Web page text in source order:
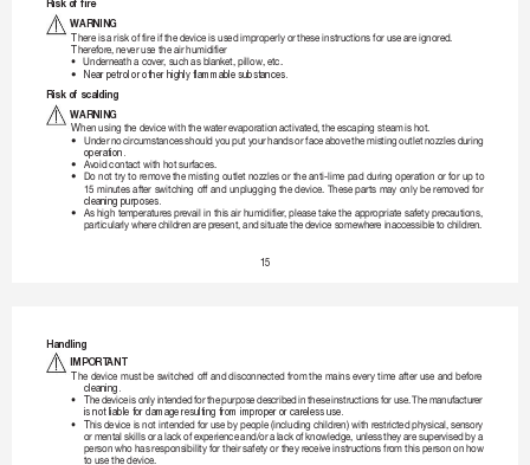
Risk of fire
WARNING
Thereisariskoffireifthe deviceisusedimproperlyortheseinstructionsforuseareignored.
herefore,neverusetheairhumidifier
• Underneathacover,suchasblanket,pillow,etc.
• Near petrol or other highly flammable substances.
Risk of scalding
WARNING
Whenusingthedevicewiththewaterevaporationactivated,theescapingsteamishot.
•
Undernocircumstancesshould you put yourhandsorface abovethe misting outletnozzles during
operation.
•
Avoidcontactwithhotsurfaces.
•
Do nottry to removethe misting outlet nozzles or theanti-lime pad duringoperation orfor up to
15 minutes after switching off and unplugging the device. These parts may only be removed for
cleaning purposes.
•
Ashigh temperaturesprevail inthisairhumidifier,pleasetakethe appropriatesafety precautions,
particularlywhere childrenarepresent,andsituatethedevicesomewhereinaccessibleto children.
15
Handling
IMPORTANT
The device mustbe switched off anddisconnected fromthe mains every time after use and before
cleaning.
• The deviceis only intendedforthepurpose describedin theseinstructions for use. The manufacturer
is not liable for damage resulting from improper or careless use.
•
Thisdeviceisnotintendedforusebypeople(includingchildren)withrestrictedphysical,sensory
or mentalskillsoralackofexperienceand/ora lack ofknowledge,unlesstheyaresupervisedby a
personwhohasresponsibility fortheirsafetyortheyreceiveinstructionsfromthispersononhow
tousethedevice.